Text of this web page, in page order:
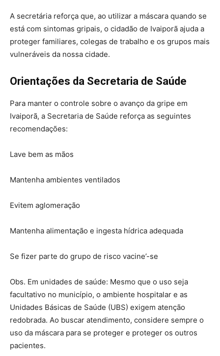
A secretária reforça que, ao utilizar a máscara quando se
está com sintomas gripais, o cidadão de Ivaiporã ajuda a
proteger familiares, colegas de trabalho e os grupos mais
vulneráveis da nossa cidade.
Orientações da Secretaria de Saúde
Para manter o controle sobre o avanço da gripe em
Ivaiporã, a Secretaria de Saúde reforça as seguintes
recomendações:
Lave bem as mãos
Mantenha ambientes ventilados
Evitem aglomeração
Mantenha alimentação e ingesta hídrica adequada
Se fizer parte do grupo de risco vacine’-se
Obs. Em unidades de saúde: Mesmo que o uso seja
facultativo no município, o ambiente hospitalar e as
Unidades Básicas de Saúde (UBS) exigem atenção
redobrada. Ao buscar atendimento, considere sempre o
uso da máscara para se proteger e proteger os outros
pacientes.